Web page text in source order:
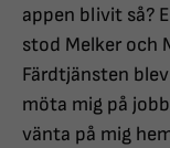
appen blivit så?
stod Melker och
Färdtjänsten
möta mig på
vänta på mig